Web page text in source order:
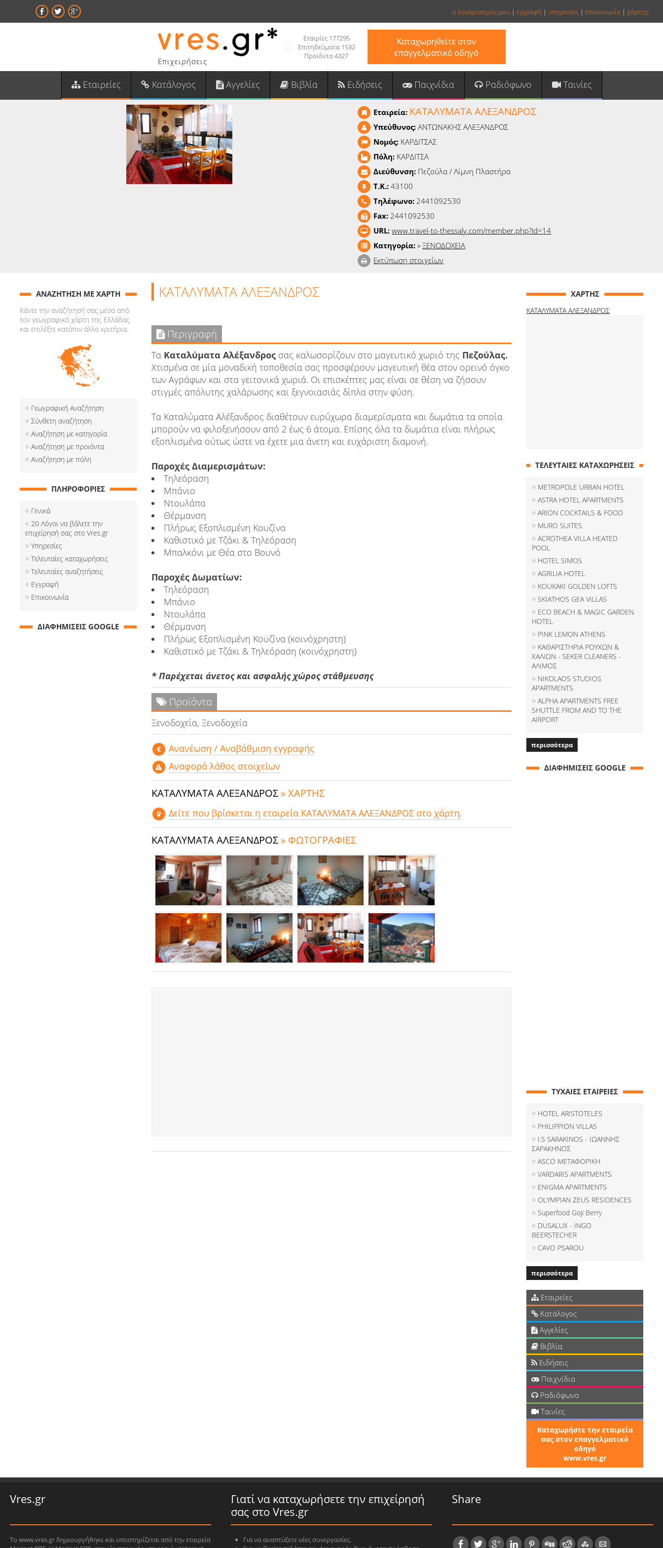
ο λογαριασμός μου | εγγραφή | υπηρεσίες | επικοινωνία | χάρτης
Επιχειρήσεις
Εταιρίες 177295
Επιτηδεύματα 1532
Προϊόντα 4327
Καταχωρηθείτε στον
επαγγελματικό οδηγό
Εταιρείες Κατάλογος Αγγελίες Βιβλία Ειδήσεις Παιχνίδια Ραδιόφωνο Ταινίες
Εταιρεία: ΚΑΤΑΛΥΜΑΤΑ ΑΛΕΞΑΝΔΡΟΣ
Υπεύθυνος:ΑΝΤΩΝΑΚΗΣ ΑΛΕΞΑΝΔΡΟΣ
Νομός: ΚΑΡΔΙΤΣΑΣ
Πόλη: ΚΑΡΔΙΤΣΑ
Διεύθυνση: Πεζούλα / Λίμνη Πλαστήρα
T.K.:43100
Τηλέφωνο:2441092530
Fax:2441092530
URL:www.travel-to-thessaly.com/member.php?id=14
Κατηγορία:»ΞΕΝΟΔΟΧΕΙΑ
Εκτύπωση στοιχείων
ΚΑΤΑΛΥΜΑΤΑ ΑΛΕΞΑΝΔΡΟΣ
Περιγραφή
Τα Καταλύματα Αλέξανδροςσας καλωσορίζουν στο μαγευτικό χωριό της Πεζούλας.
Χτισμένα σε μία μοναδική τοποθεσία σας προσφέρουν μαγευτική θέα στον ορεινό όγκο
των Αγράφων και στα γειτονικά χωριά. Οι επισκέπτες μας είναι σε θέση να ζήσουν
στιγμές απόλυτης χαλάρωσης και ξεγνοιασιάς δίπλα στην φύση.
Τα Καταλύματα Αλέξανδρος διαθέτουν ευρύχωρα διαμερίσματα και δωμάτια τα οποία
μπορούν να φιλοξενήσουν από 2 έως 6 άτομα. Επίσης όλα τα δωμάτια είναι πλήρως
εξοπλισμένα ούτως ώστε να έχετε μια άνετη και ευχάριστη διαμονή.
Παροχές Διαμερισμάτων:
Τηλεόραση
Μπάνιο
Ντουλάπα
Θέρμανση
Πλήρως Εξοπλισμένη Κουζίνα
Καθιστικό με Τζάκι & Τηλεόραση
Μπαλκόνι με Θέα στο Βουνό
Παροχές Δωματίων:
Τηλεόραση
Μπάνιο
Ντουλάπα
Θέρμανση
Πλήρως Εξοπλισμένη Κουζίνα (κοινόχρηστη)
Καθιστικό με Τζάκι & Τηλεόραση (κοινόχρηστη)
* Παρέχεται άνετος και ασφαλής χώρος στάθμευσης
Προϊόντα
Ξενοδοχεία, Ξενοδοχεία
Aνανέωση / Αναβάθμιση εγγραφής
Αναφορά λάθος στοιχείων
ΚΑΤΑΛΥΜΑΤΑ ΑΛΕΞΑΝΔΡΟΣ » ΧΑΡΤΗΣ
Δείτε που βρίσκεται η εταιρεία ΚΑΤΑΛΥΜΑΤΑ ΑΛΕΞΑΝΔΡΟΣ στο χάρτη.
ΚΑΤΑΛΥΜΑΤΑ ΑΛΕΞΑΝΔΡΟΣ » ΦΩΤΟΓΡΑΦΙΕΣ
ΑΝΑΖΗΤΗΣΗ ΜΕ ΧΑΡΤΗ
Κάντε την αναζήτησή σας μέσα από
τον γεωγραφικό χάρτη της Ελλάδας
και επιλέξτε κατόπιν άλλα κριτήρια.
Γεωγραφική Αναζήτηση
Σύνθετη αναζήτηση
Αναζήτηση με κατηγορία
Αναζήτηση με προιόντα
Αναζήτηση με πόλη
ΠΛΗΡΟΦΟΡΙΕΣ
Γενικά
20 Λόγοι να βάλετε την
επιχείρησή σας στο Vres.gr
Υπηρεσίες
Τελευταίες καταχωρήσεις
Τελευταίες αναζητήσεις
Εγγραφή
Επικοινωνία
ΔΙΑΦΗΜΙΣΕΙΣ GOOGLE
ΧΑΡΤΗΣ
ΚΑΤΑΛΥΜΑΤΑ ΑΛΕΞΑΝΔΡΟΣ
ΤΕΛΕΥΤΑΙΕΣ ΚΑΤΑΧΩΡΗΣΕΙΣ
METROPOLE URBAN HOTEL
ASTRA HOTEL APARTMENTS
ARION COCKTAILS & FOOD
MURO SUITES
ACROTHEA VILLA HEATED
POOL
HOTEL SIMOS
AGRILIA HOTEL
KOUKAKI GOLDEN LOFTS
SKIATHOS GEA VILLAS
ECO BEACH & MAGIC GARDEN
HOTEL
PINK LEMON ATHENS
ΚΑΘΑΡΙΣΤΗΡΙΑ ΡΟΥΧΩΝ &
ΧΑΛΙΩΝ - SEKER CLEANERS -
ΑΛΙΜΟΣ
NIKOLAOS STUDIOS
APARTMENTS
ALPHA APARTMENTS FREE
SHUTTLE FROM AND TO THE
AIRPORT
περισσότερα
ΔΙΑΦΗΜΙΣΕΙΣ GOOGLE
ΤΥΧΑΙΕΣ ΕΤΑΙΡΕΙΕΣ
HOTEL ARISTOTELES
PHILIPPION VILLAS
I.S SARAKINOS - ΙΩΑΝΝΗΣ
ΣΑΡΑΚΗΝΟΣ
ASCO ΜΕΤΑΦΟΡΙΚΗ
VARDARIS APARTMENTS
ENIGMA APARTMENTS
OLYMPIAN ZEUS RESIDENCES
Superfood Goji Berry
DUSALUX - INGO
BEERSTECHER
CAVO PSAROU
περισσότερα
Εταιρείες
Κατάλογος
Αγγελίες
Βιβλία
Ειδήσεις
Παιχνίδια
Ραδιόφωνο
Ταινίες
Καταχωρήστε την εταιρεία
σας στον επαγγελματικό
οδηγό
www.vres.gr
Vres.gr
Το www.vres.gr δημιουργήθηκε και υποστηρίζεται από την εταιρεία
Γιατί να καταχωρήσετε την επιχείρησή
σας στο Vres.gr
Για να αναπτύξετε νέες συνεργασίες.
Share